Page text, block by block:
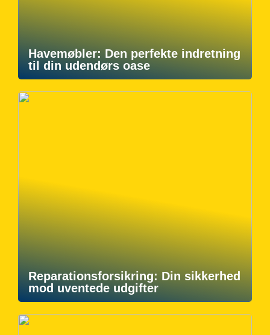
Havemøbler: Den perfekte indretning
til din udendørs oase
Reparationsforsikring: Din sikkerhed
mod uventede udgifter